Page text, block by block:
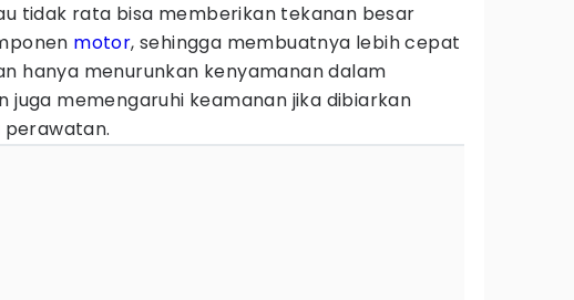
tidak rata bisa memberikan tekanan besar
motor, sehingga membuatnya lebih cepat
hanya menurunkan kenyamanan dalam
juga memengaruhi keamanan jika dibiarkan